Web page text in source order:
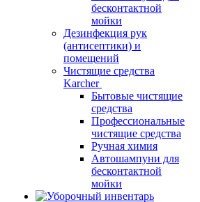
бесконтактной
мойки
Дезинфекция рук
(антисептики) и
помещений
Чистящие средства
Karcher
Бытовые чистящие
средства
Профессиональные
чистящие средства
Ручная химия
Автошампуни для
бесконтактной
мойки